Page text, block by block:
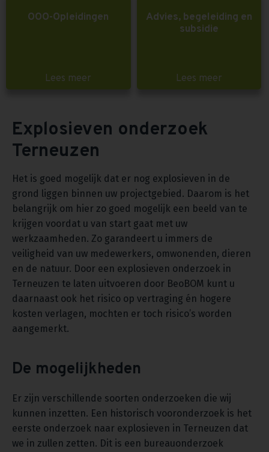
OOO-Opleidingen
Lees meer
Advies, begeleiding en
subsidie
Lees meer
Explosieven onderzoek
Terneuzen
Het is goed mogelijk dat er nog explosieven in de
grond liggen binnen uw projectgebied. Daarom is het
belangrijk om hier zo goed mogelijk een beeld van te
krijgen voordat u van start gaat met uw
werkzaamheden. Zo garandeert u immers de
veiligheid van uw medewerkers, omwonenden, dieren
en de natuur. Door een explosieven onderzoek in
Terneuzen te laten uitvoeren door BeoBOM kunt u
daarnaast ook het risico op vertraging én hogere
kosten verlagen, mochten er toch risico’s worden
aangemerkt.
De mogelijkheden
Er zijn verschillende soorten onderzoeken die wij
kunnen inzetten. Een historisch vooronderzoek is het
eerste onderzoek naar explosieven in Terneuzen dat
we in zullen zetten. Dit is een bureauonderzoek